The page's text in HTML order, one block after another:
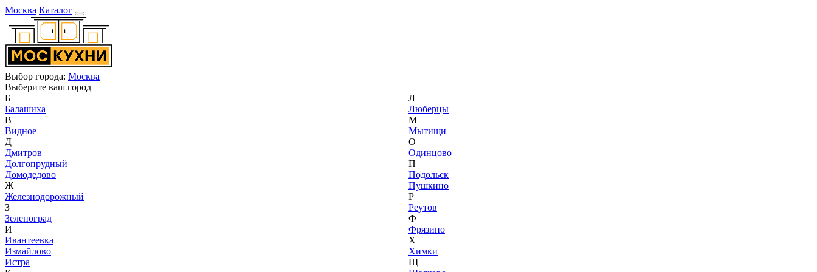
Москва Каталог
Выбор города: Москва
Выберите ваш город
Б
Балашиха
В
Видное
Д
Дмитров
Долгопрудный
Домодедово
Ж
Железнодорожный
З
Зеленоград
И
Ивантеевка
Измайлово
Истра
Л
Люберцы
М
Мытищи
О
Одинцово
П
Подольск
Пушкино
Р
Реутов
Ф
Фрязино
Х
Химки
Щ